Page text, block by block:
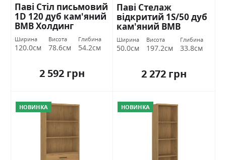
Паві Стіл письмовий
1D 120 дуб кам'яний
ВМВ Холдинг
Ширина
120.0см
Висота
78.6см
Глибина
54.2см
2 592 грн
Паві Стелаж
відкритий 1S/50 дуб
кам'яний ВМВ
Холдинг
Ширина
50.0см
Висота
197.2см
Глибина
33.8см
2 272 грн
НОВИНКА НОВИНКА